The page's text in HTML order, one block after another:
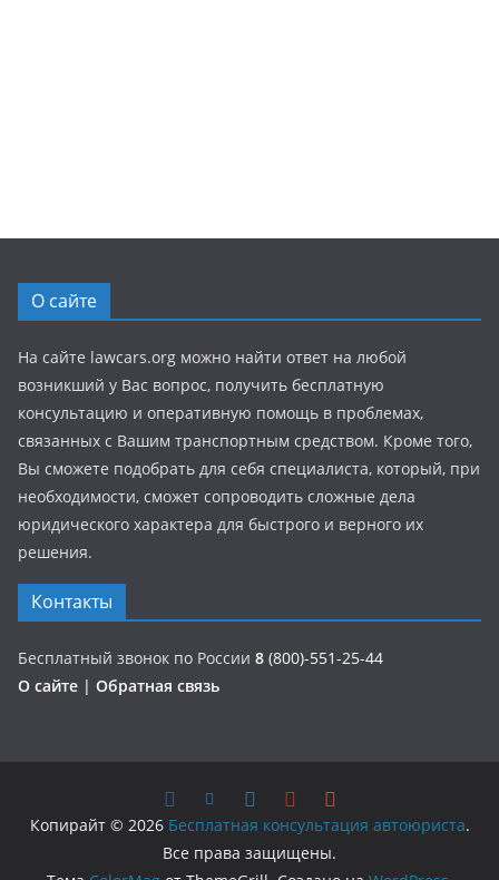
О сайте
На сайте lawcars.org можно найти ответ на любой
возникший у Вас вопрос, получить бесплатную
консультацию и оперативную помощь в проблемах,
связанных с Вашим транспортным средством. Кроме того,
Вы сможете подобрать для себя специалиста, который, при
необходимости, сможет сопроводить сложные дела
юридического характера для быстрого и верного их
решения.
Контакты
Бесплатный звонок по России 8 (800)-551-25-44
О сайте | Обратная связь
Копирайт © 2026 Бесплатная консультация автоюриста.
Все права защищены.